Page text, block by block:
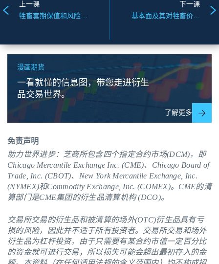
上一课
牲畜套期保值和风险管理
下一课
基本面及其对牲畜价格的影响
漫画期货
一看就懂的信息图，带您走进衍生
品交易世界。
了解更多
免责声明
助力世界进步：芝商所包含四个指定合约市场(DCM)，即
Chicago Mercantile Exchange Inc. (CME)、Chicago Board of
Trade, Inc. (CBOT)、New York Mercantile Exchange, Inc.
(NYMEX)和Commodity Exchange, Inc. (COMEX)。 CME的清
算部门是CME集团的衍生品清算机构 (DCO)。
交易所交易的衍生品和被清算的场外(OTC)衍生品具有亏
损的风险，因此并不适于所有投资者。交易所交易和场外
衍生品为杠杆投资，由于只需要有某合约市值一定百分比
的资金就可进行交易，所以损失可能会超出最初存入的金